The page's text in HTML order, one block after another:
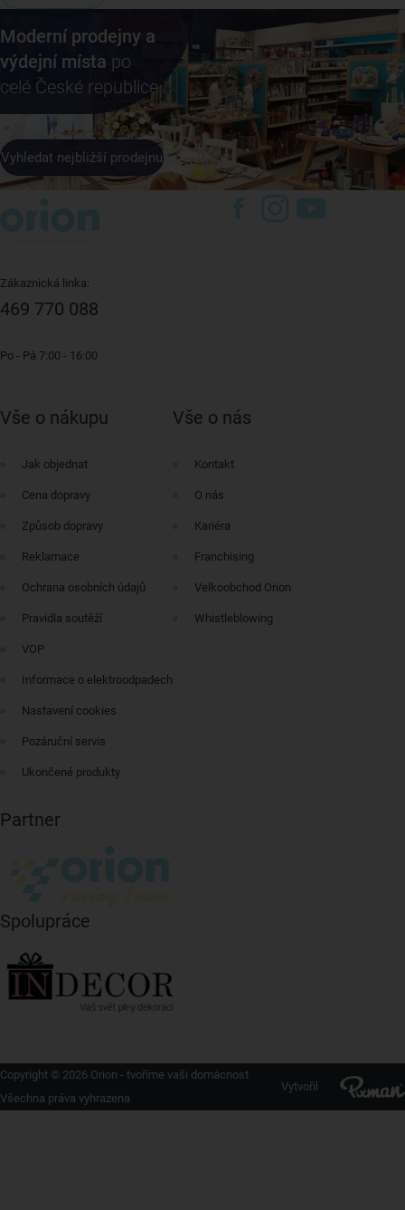
Moderní prodejny a
výdejní místa po
celé České republice
Vyhledat nejbližší prodejnu
Zákaznická linka:
469 770 088
Po - Pá 7:00 - 16:00
Vše o nákupu
Jak objednat
Cena dopravy
Způsob dopravy
Reklamace
Ochrana osobních údajů
Pravidla soutěží
VOP
Informace o elektroodpadech
Nastavení cookies
Pozáruční servis
Ukončené produkty
Vše o nás
Kontakt
O nás
Kariéra
Franchising
Velkoobchod Orion
Whistleblowing
Partner
Spolupráce
Copyright © 2026 Orion - tvoříme vaši domácnost
Všechna práva vyhrazena
Vytvořil